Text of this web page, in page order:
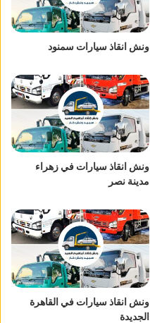
ونش انقاذ سيارات سمنود
ونش انقاذ سيارات في زهراء
مدينة نصر
ونش انقاذ سيارات في القاهرة
الجديدة